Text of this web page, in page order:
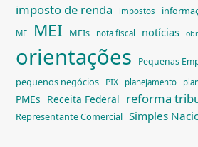
imposto de renda impostos
ME MEI MEIs nota fiscal notícias
orientações Pequenas
pequenos negócios PIX planejamento
PMEs Receita Federal reforma
Representante Comercial Simples